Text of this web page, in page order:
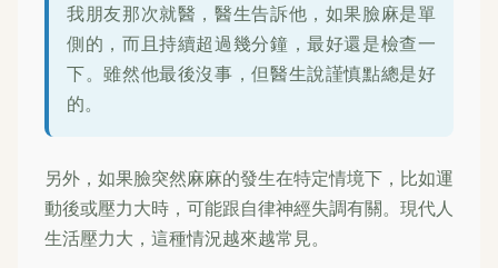
我朋友那次就醫，醫生告訴他，如果臉麻是單
側的，而且持續超過幾分鐘，最好還是檢查一
下。雖然他最後沒事，但醫生說謹慎點總是好
的。
另外，如果臉突然麻麻的發生在特定情境下，比如運
動後或壓力大時，可能跟自律神經失調有關。現代人
生活壓力大，這種情況越來越常見。